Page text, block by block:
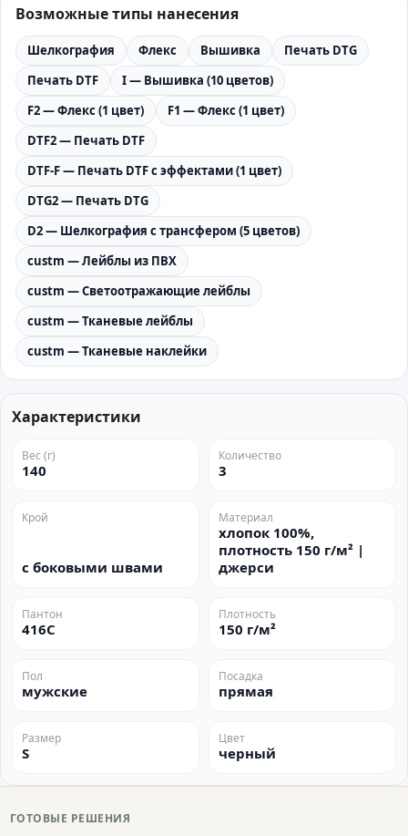
Возможные типы нанесения
Шелкография Флекс Вышивка
Печать DTG
Печать DTF
I — Вышивка (10 цветов)
F2 — Флекс (1 цвет)
F1 — Флекс (1 цвет)
DTF2 — Печать DTF
DTF-F — Печать DTF с эффектами (1 цвет)
DTG2 — Печать DTG
D2 — Шелкография с трансфером (5 цветов)
custm — Лейблы из ПВХ
custm — Светоотражающие лейблы
custm — Тканевые лейблы
custm — Тканевые наклейки
Характеристики
Вес (г)
140
Количество
3
Крой
с боковыми швами
Материал
хлопок 100%,
плотность 150 г/м² |
джерси
Пантон
416C
Плотность
150 г/м²
Пол
мужские
Посадка
прямая
Размер
S
Цвет
черный
ГОТОВЫЕ РЕШЕНИЯ